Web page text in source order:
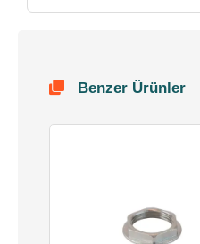
Benzer Ürünler